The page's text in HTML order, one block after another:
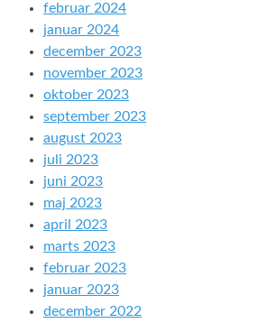
februar 2024
januar 2024
december 2023
november 2023
oktober 2023
september 2023
august 2023
juli 2023
juni 2023
maj 2023
april 2023
marts 2023
februar 2023
januar 2023
december 2022